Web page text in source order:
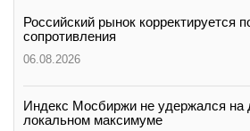
Российский рынок корректируется
сопротивления
06.08.2026
Индекс Мосбиржи не удержался на
локальном максимуме